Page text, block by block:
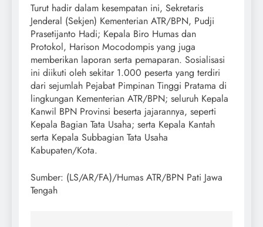
Turut hadir dalam kesempatan ini, Sekretaris
Jenderal (Sekjen) Kementerian ATR/BPN, Pudji
Prasetijanto Hadi; Kepala Biro Humas dan
Protokol, Harison Mocodompis yang juga
memberikan laporan serta pemaparan. Sosialisasi
ini diikuti oleh sekitar 1.000 peserta yang terdiri
dari sejumlah Pejabat Pimpinan Tinggi Pratama di
lingkungan Kementerian ATR/BPN; seluruh Kepala
Kanwil BPN Provinsi beserta jajarannya, seperti
Kepala Bagian Tata Usaha; serta Kepala Kantah
serta Kepala Subbagian Tata Usaha
Kabupaten/Kota.
Sumber: (LS/AR/FA)/Humas ATR/BPN Pati Jawa
Tengah